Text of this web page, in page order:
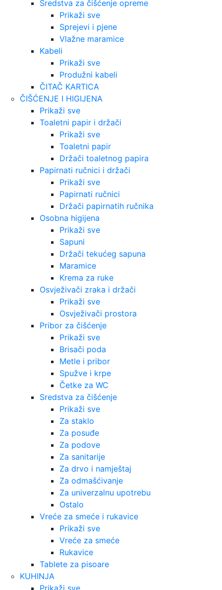
Sredstva za čišćenje opreme
Prikaži sve
Sprejevi i pjene
Vlažne maramice
Kabeli
Prikaži sve
Produžni kabeli
ČITAČ KARTICA
ČIŠĆENJE I HIGIJENA
Prikaži sve
Toaletni papir i držači
Prikaži sve
Toaletni papir
Držači toaletnog papira
Papirnati ručnici i držači
Prikaži sve
Papirnati ručnici
Držači papirnatih ručnika
Osobna higijena
Prikaži sve
Sapuni
Držači tekućeg sapuna
Maramice
Krema za ruke
Osvježivači zraka i držači
Prikaži sve
Osvježivači prostora
Pribor za čišćenje
Prikaži sve
Brisači poda
Metle i pribor
Spužve i krpe
Četke za WC
Sredstva za čišćenje
Prikaži sve
Za staklo
Za posuđe
Za podove
Za sanitarije
Za drvo i namještaj
Za odmašćivanje
Za univerzalnu upotrebu
Ostalo
Vreće za smeće i rukavice
Prikaži sve
Vreće za smeće
Rukavice
Tablete za pisoare
KUHINJA
Prikaži sve